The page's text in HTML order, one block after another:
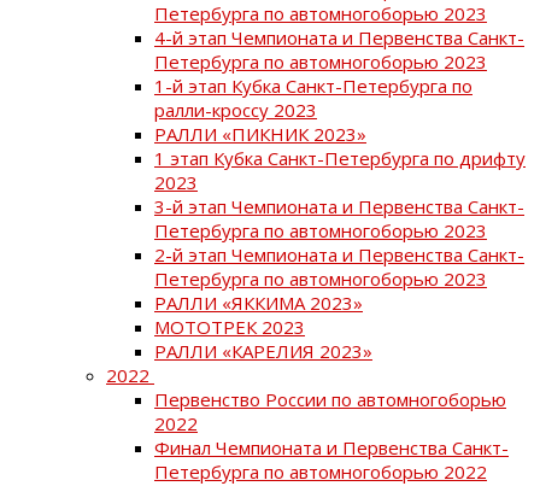
Петербурга по автомногоборью 2023
4-й этап Чемпионата и Первенства Санкт-
Петербурга по автомногоборью 2023
1-й этап Кубка Санкт-Петербурга по
ралли-кроссу 2023
РАЛЛИ «ПИКНИК 2023»
1 этап Кубка Санкт-Петербурга по дрифту
2023
3-й этап Чемпионата и Первенства Санкт-
Петербурга по автомногоборью 2023
2-й этап Чемпионата и Первенства Санкт-
Петербурга по автомногоборью 2023
РАЛЛИ «ЯККИМА 2023»
МОТОТРЕК 2023
РАЛЛИ «КАРЕЛИЯ 2023»
2022
Первенство России по автомногоборью
2022
Финал Чемпионата и Первенства Санкт-
Петербурга по автомногоборью 2022